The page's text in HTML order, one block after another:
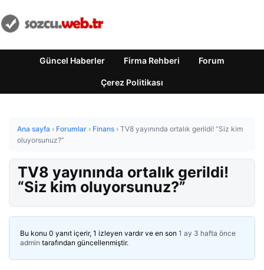
Güncel Haberler Firma Rehberi Forum
Çerez Politikası
Ana sayfa › Forumlar › Finans › TV8 yayınında ortalık gerildi! “Siz kim
oluyorsunuz?”
TV8 yayınında ortalık gerildi!
“Siz kim oluyorsunuz?”
Bu konu 0 yanıt içerir, 1 izleyen vardır ve en son 1 ay 3 hafta önce
admin tarafından güncellenmiştir.